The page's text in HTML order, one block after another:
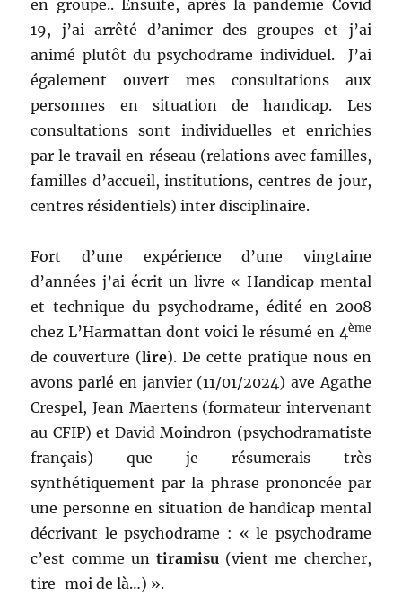
en groupe.. Ensuite, après la pandémie Covid
19, j’ai arrêté d’animer des groupes et j’ai
animé plutôt du psychodrame individuel. J’ai
également ouvert mes consultations aux
personnes en situation de handicap. Les
consultations sont individuelles et enrichies
par le travail en réseau (relations avec familles,
familles d’accueil, institutions, centres de jour,
centres résidentiels) inter disciplinaire.
Fort d’une expérience d’une vingtaine
d’années j’ai écrit un livre « Handicap mental
et technique du psychodrame, édité en 2008
chez L’Harmattan dont voici le résumé en 4ème
de couverture (lire). De cette pratique nous en
avons parlé en janvier (11/01/2024) ave Agathe
Crespel, Jean Maertens (formateur intervenant
au CFIP) et David Moindron (psychodramatiste
français) que je résumerais très
synthétiquement par la phrase prononcée par
une personne en situation de handicap mental
décrivant le psychodrame : « le psychodrame
c’est comme un tiramisu (vient me chercher,
tire-moi de là…) ».